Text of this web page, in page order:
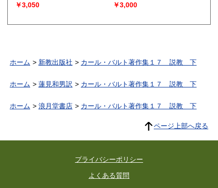
￥3,050
￥3,000
ホーム 新教出版社 カール・バルト著作集１７ 説教 下
ホーム 蓮見和男訳 カール・バルト著作集１７ 説教 下
ホーム 浪月堂書店 カール・バルト著作集１７ 説教 下
ページ上部へ戻る
プライバシーポリシー
よくある質問